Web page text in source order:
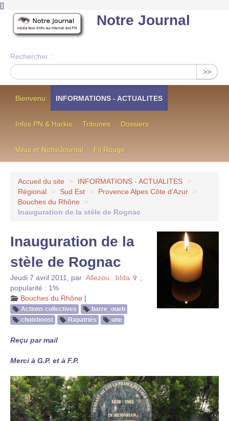
[]
Notre Journal
Rechercher :
>>
Bienvenu INFORMATIONS - ACTUALITES
Infos PN & Harkis Tribunes Dossiers
Vous et NotreJournal Fil Rouge
Accueil du site > INFORMATIONS - ACTUALITES
>
Régional
> Sud Est > Provence Alpes Côte d’Azur
>
Bouches du Rhône
>
Inauguration de la stèle de Rognac
Inauguration de la
stèle de Rognac
Jeudi 7 avril 2011 par Allezou...bIda ✞
popularité : 1%
Bouches du Rhône |
Actions collectives
barre_oueb
choixboost
Rapatriés une
Reçu par mail
Merci à G.P. et à F.P.